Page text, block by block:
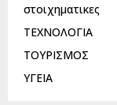
στοιχηματικες
ΤΕΧΝΟΛΟΓΙΑ
ΤΟΥΡΙΣΜΟΣ
ΥΓΕΙΑ